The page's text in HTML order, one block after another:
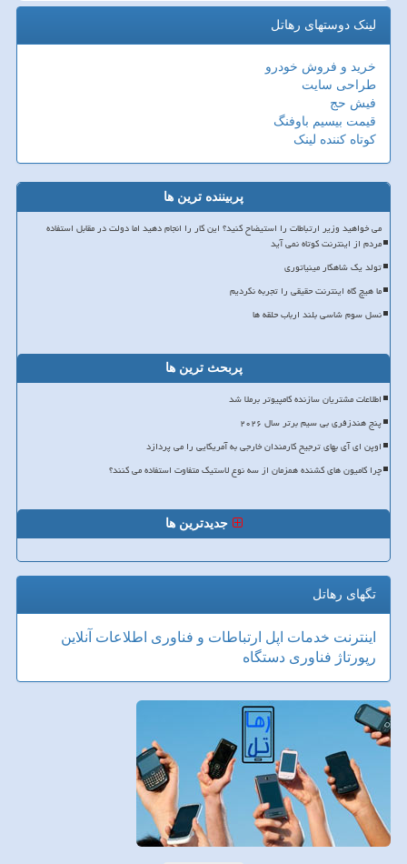
لینک دوستهای رهاتل
خرید و فروش خودرو
طراحی سایت
فیش حج
قیمت بیسیم باوفنگ
کوتاه کننده لینک
پربیننده ترین ها
می خواهید وزیر ارتباطات را استیضاح کنید؟ این کار را انجام دهید اما دولت در مقابل استفاده
مردم از اینترنت کوتاه نمی آید
تولد یک شاهکار مینیاتوری
ما هیچ گاه اینترنت حقیقی را تجربه نکردیم
نسل سوم شاسی بلند ارباب حلقه ها
پربحث ترین ها
اطلاعات مشتریان سازنده کامپیوتر برملا شد
پنج هندزفری بی سیم برتر سال ۲۰۲۶
اوپن ای آی بهای ترجیح کارمندان خارجی به آمریکایی را می پردازد
چرا کامیون های کشنده همزمان از سه نوع لاستیک متفاوت استفاده می کنند؟
جدیدترین ها
تگهای رهاتل
اینترنت خدمات اپل ارتباطات و فناوری اطلاعات آنلاین
رپورتاژ فناوری دستگاه